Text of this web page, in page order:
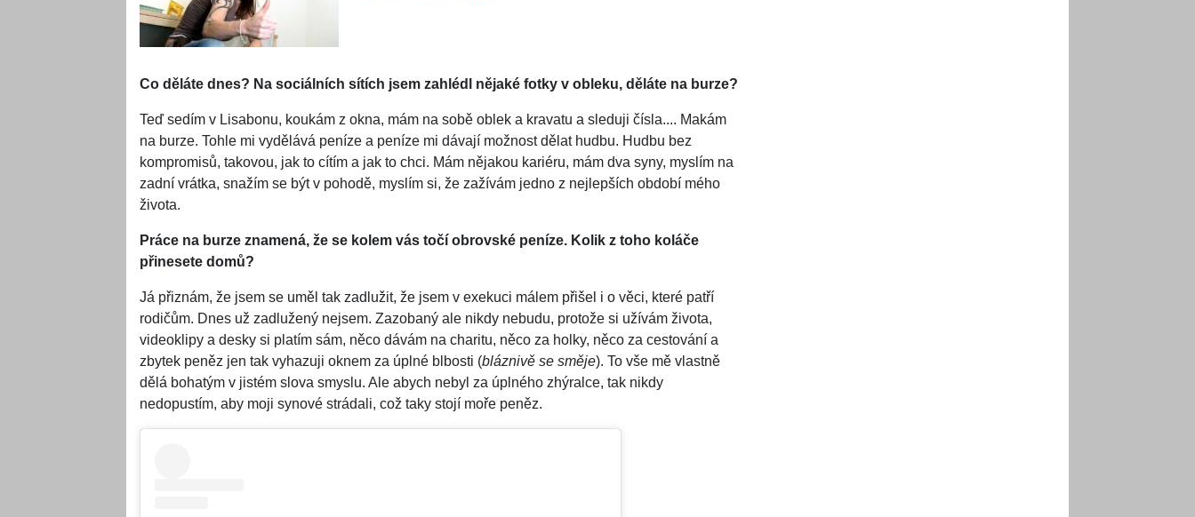
Co děláte dnes? Na sociálních sítích jsem zahlédl nějaké fotky v obleku, děláte na burze?
Teď sedím v Lisabonu, koukám z okna, mám na sobě oblek a kravatu a sleduji čísla.... Makám
na burze. Tohle mi vydělává peníze a peníze mi dávají možnost dělat hudbu. Hudbu bez
kompromisů, takovou, jak to cítím a jak to chci. Mám nějakou kariéru, mám dva syny, myslím na
zadní vrátka, snažím se být v pohodě, myslím si, že zažívám jedno z nejlepších období mého
života.
Práce na burze znamená, že se kolem vás točí obrovské peníze. Kolik z toho koláče
přinesete domů?
Já přiznám, že jsem se uměl tak zadlužit, že jsem v exekuci málem přišel i o věci, které patří
rodičům. Dnes už zadlužený nejsem. Zazobaný ale nikdy nebudu, protože si užívám života,
videoklipy a desky si platím sám, něco dávám na charitu, něco za holky, něco za cestování a
zbytek peněz jen tak vyhazuji oknem za úplné blbosti (bláznivě se směje). To vše mě vlastně
dělá bohatým v jistém slova smyslu. Ale abych nebyl za úplného zhýralce, tak nikdy
nedopustím, aby moji synové strádali, což taky stojí moře peněz.